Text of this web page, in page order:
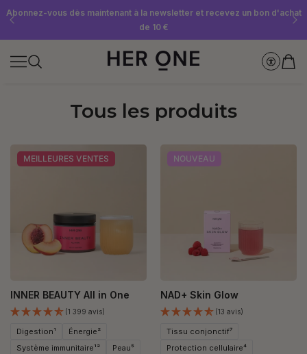
Offre « SLEEP WELL » gratuite à partir de 69 € d'achat minimum – dans la
limite des stocks disponibles !
Abonnez-vous dès maintenant à la newsletter et recevez un bon d'achat
de 10 €
Tous les produits
MEILLEURES VENTES
INNER BEAUTY All in One
(1 399 avis)
Digestion¹
Énergie²
Système immunitaire¹²
Peau⁵
NOUVEAU
NAD+ Skin Glow
(13 avis)
Tissu conjonctif⁷
Protection cellulaire⁴